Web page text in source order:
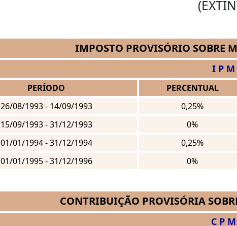
IMPOSTO PROVISÓRIO SOBRE
I P M
PERÍODO PERCENTUAL
26/08/1993 - 14/09/1993
0,25%
15/09/1993 - 31/12/1993
0%
01/01/1994 - 31/12/1994
0,25%
01/01/1995 - 31/12/1996
0%
CONTRIBUIÇÃO PROVISÓRIA
C P